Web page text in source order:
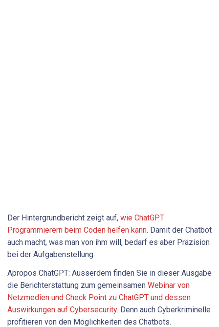
Der Hintergrundbericht zeigt auf, wie ChatGPT
Programmierern beim Coden helfen kann. Damit der Chatbot
auch macht, was man von ihm will, bedarf es aber Präzision
bei der Aufgabenstellung.
Apropos ChatGPT: Ausserdem finden Sie in dieser Ausgabe
die Berichterstattung zum gemeinsamen Webinar von
Netzmedien und Check Point zu ChatGPT und dessen
Auswirkungen auf Cybersecurity. Denn auch Cyberkriminelle
profitieren von den Möglichkeiten des Chatbots.